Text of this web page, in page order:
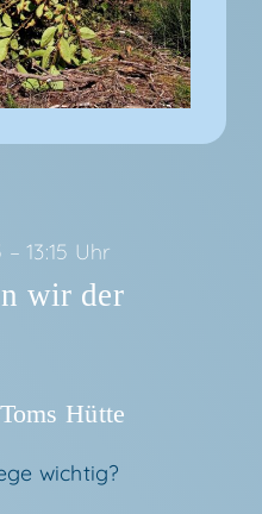
13:15 Uhr
wir der
Hütte
wichtig?